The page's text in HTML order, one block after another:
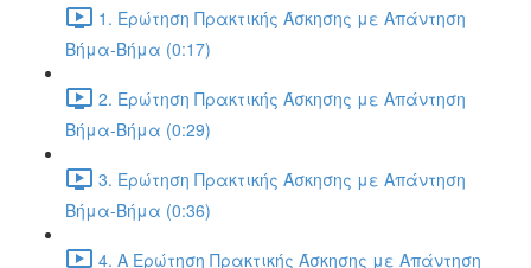
1. Ερώτηση Πρακτικής Άσκησης με Απάντηση
Βήμα-Βήμα (0:17)
2. Ερώτηση Πρακτικής Άσκησης με Απάντηση
Βήμα-Βήμα (0:29)
3. Ερώτηση Πρακτικής Άσκησης με Απάντηση
Βήμα-Βήμα (0:36)
4. Α Ερώτηση Πρακτικής Άσκησης με Απάντηση